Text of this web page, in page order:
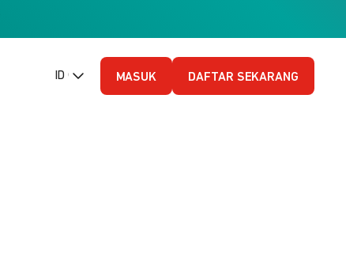
ID (Bahasa Indonesia)
MASUK DAFTAR SEKARANG